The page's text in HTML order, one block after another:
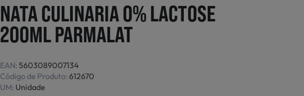
NATA CULINARIA 0% LACTOSE
200ML PARMALAT
EAN: 5603089007134
Código de Produto: 612670
UM: Unidade